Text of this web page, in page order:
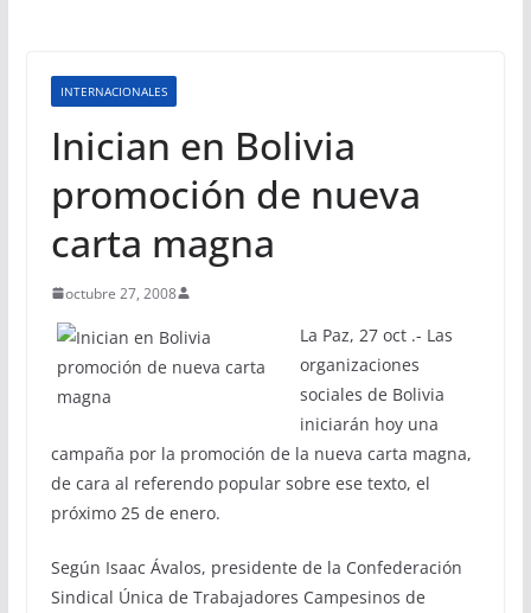
INTERNACIONALES
Inician en Bolivia
promoción de nueva
carta magna
octubre 27, 2008
La Paz, 27 oct .- Las
organizaciones
sociales de Bolivia
iniciarán hoy una
campaña por la promoción de la nueva carta magna,
de cara al referendo popular sobre ese texto, el
próximo 25 de enero.
Según Isaac Ávalos, presidente de la Confederación
Sindical Única de Trabajadores Campesinos de